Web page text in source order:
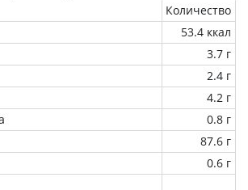
Количество
53.4 ккал
3.7 г
2.4 г
4.2 г
0.8 г
87.6 г
0.6 г